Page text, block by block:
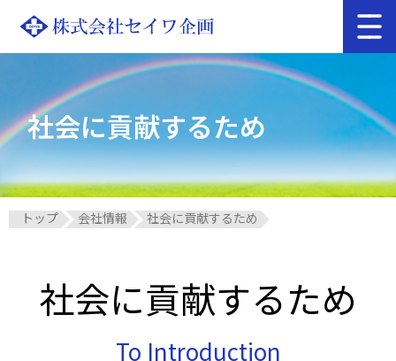
トップ お知らせ
お問い合わせ
会社概要 セイワ企画がめざすもの
社会に貢献するため 人材を活かすために
食事サービス部門
どんぐり保育園 袋井 どんぐり保育園 藤枝
せいわ介護保険サービス せいわデイサービス
社会に貢献するため
トップ 会社情報 社会に貢献するため
社会に貢献するため
To Introduction